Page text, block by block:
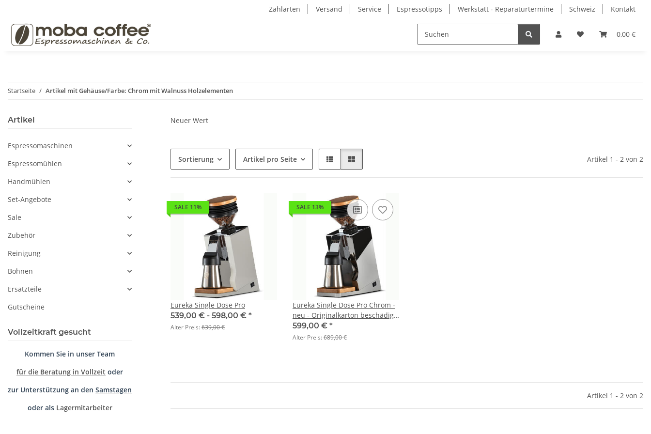
Zahlarten Versand Service Espressotipps Werkstatt - Reparaturtermine Schweiz Kontakt
0,00 €
Startseite Artikel mit Gehäuse/Farbe: Chrom mit Walnuss Holzelementen
Neuer Wert
Sortierung Artikel pro Seite Artikel 1 - 2 von 2
SALE 11%
Eureka Single Dose Pro
539,00 € - 598,00 € *
Alter Preis:639,00 €
SALE 13%
Eureka Single Dose Pro Chrom -
neu - Originalkarton beschädigt
- nur online verfügbar
599,00 € *
Alter Preis:689,00 €
Artikel 1 - 2 von 2
Artikel
Espressomaschinen
Espressomühlen
Handmühlen
Set-Angebote
Sale
Zubehör
Reinigung
Bohnen
Ersatzteile
Gutscheine
Vollzeitkraft gesucht
Kommen Sie in unser Team
für die Beratung in Vollzeit oder
zur Unterstützung an den Samstagen
oder als Lagermitarbeiter